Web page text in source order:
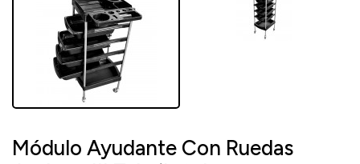
Módulo Ayudante Con Ruedas